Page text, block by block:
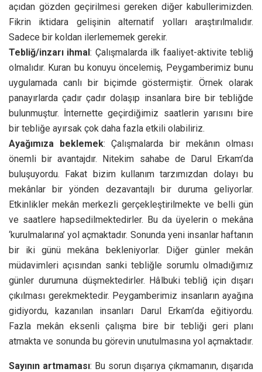
açıdan gözden geçirilmesi gereken diğer kabullerimizden.
Fikrin iktidara gelişinin alternatif yolları araştırılmalıdır.
Sadece bir koldan ilerlememek gerekir.
Tebliğ/inzarı ihmal: Çalışmalarda ilk faaliyet-aktivite tebliğ
olmalıdır. Kuran bu konuyu öncelemiş, Peygamberimiz bunu
uygulamada canlı bir biçimde göstermiştir. Örnek olarak
panayırlarda çadır çadır dolaşıp insanlara bire bir tebliğde
bulunmuştur. İnternette geçirdiğimiz saatlerin yarısını bire
bir tebliğe ayırsak çok daha fazla etkili olabiliriz.
Ayağımıza beklemek: Çalışmalarda bir mekânın olması
önemli bir avantajdır. Nitekim sahabe de Darul Erkam’da
buluşuyordu. Fakat bizim kullanım tarzımızdan dolayı bu
mekânlar bir yönden dezavantajlı bir duruma geliyorlar.
Etkinlikler mekân merkezli gerçekleştirilmekte ve belli gün
ve saatlere hapsedilmektedirler. Bu da üyelerin o mekâna
‘kurulmalarına’ yol açmaktadır. Sonunda yeni insanlar haftanın
bir iki günü mekâna bekleniyorlar. Diğer günler mekân
müdavimleri açısından sanki tebliğle sorumlu olmadığımız
günler durumuna düşmektedirler. Hâlbuki tebliğ için dışarı
çıkılması gerekmektedir. Peygamberimiz insanların ayağına
gidiyordu, kazanılan insanları Darul Erkam’da eğitiyordu.
Fazla mekân eksenli çalışma bire bir tebliği geri planı
atmakta ve sonunda bu görevin unutulmasına yol açmaktadır.
Sayının artmaması: Bu sorun dışarıya çıkmamanın, dışarıda